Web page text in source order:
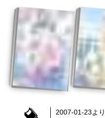
2007-01-23より